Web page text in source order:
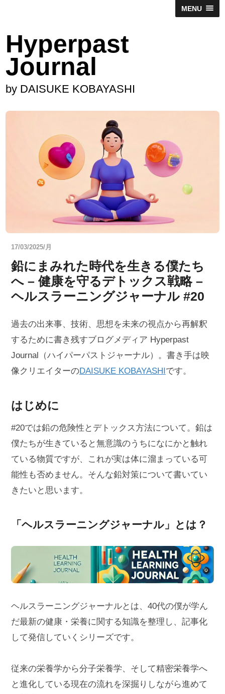
MENU
Hyperpast
Journal
by DAISUKE KOBAYASHI
17/03/2025/月
鉛にまみれた時代を生きる僕たち
へ – 健康を守るデトックス戦略 –
ヘルスラーニングジャーナル #20
過去の出来事、技術、思想を未来の視点から再解釈
するために書き残すブログメディア Hyperpast
Journal（ハイパーパストジャーナル）。書き手は映
像クリエイターのDAISUKE KOBAYASHIです。
はじめに
#20では鉛の危険性とデトックス方法について。鉛は
僕たちが生きていると無意識のうちになにかと触れ
ている物質ですが、これが実は体に溜まっている可
能性も否めません。そんな鉛対策について書いてい
きたいと思います。
「ヘルスラーニングジャーナル」とは？
ヘルスラーニングジャーナルとは、40代の僕が学ん
だ最新の健康・栄養に関する知識を整理し、記事化
して発信していくシリーズです。
従来の栄養学から分子栄養学、そして精密栄養学へ
と進化している現在の流れを深掘りしながら進めて